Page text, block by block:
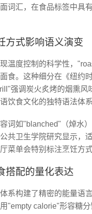
词汇，在食品标签中具
方式影响语义演变
温度控制的科学性，
食。这种细分在《纽约
强调炭火炙烤的烟熏风
饮食文化的独特语法体系
词如"blanched"（焯水
共卫生学院研究显示，
菜单会特别标注烹饪方式
搭配的量化表达
系构建了精密的能量语
"empty calorie"形容糖